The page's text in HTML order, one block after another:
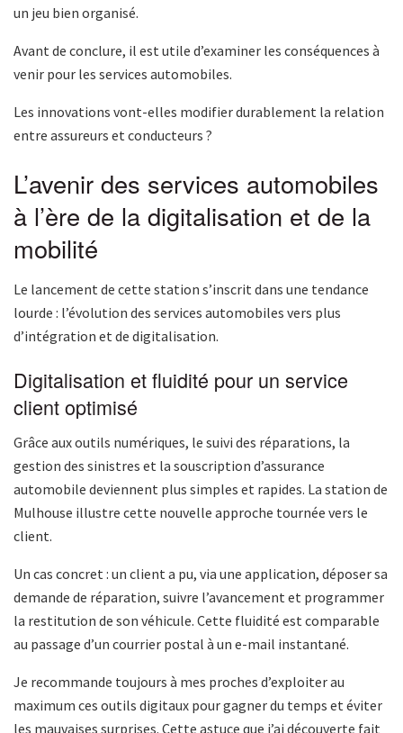
un jeu bien organisé.
Avant de conclure, il est utile d’examiner les conséquences à
venir pour les services automobiles.
Les innovations vont-elles modifier durablement la relation
entre assureurs et conducteurs ?
L’avenir des services automobiles
à l’ère de la digitalisation et de la
mobilité
Le lancement de cette station s’inscrit dans une tendance
lourde : l’évolution des services automobiles vers plus
d’intégration et de digitalisation.
Digitalisation et fluidité pour un service
client optimisé
Grâce aux outils numériques, le suivi des réparations, la
gestion des sinistres et la souscription d’assurance
automobile deviennent plus simples et rapides. La station de
Mulhouse illustre cette nouvelle approche tournée vers le
client.
Un cas concret : un client a pu, via une application, déposer sa
demande de réparation, suivre l’avancement et programmer
la restitution de son véhicule. Cette fluidité est comparable
au passage d’un courrier postal à un e-mail instantané.
Je recommande toujours à mes proches d’exploiter au
maximum ces outils digitaux pour gagner du temps et éviter
les mauvaises surprises. Cette astuce que j’ai découverte fait